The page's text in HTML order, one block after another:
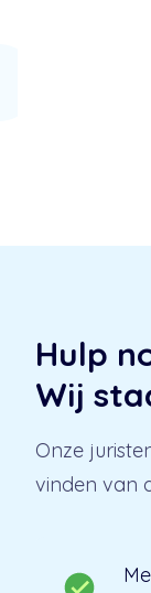
Hulp
Wij
Onze
vinden van